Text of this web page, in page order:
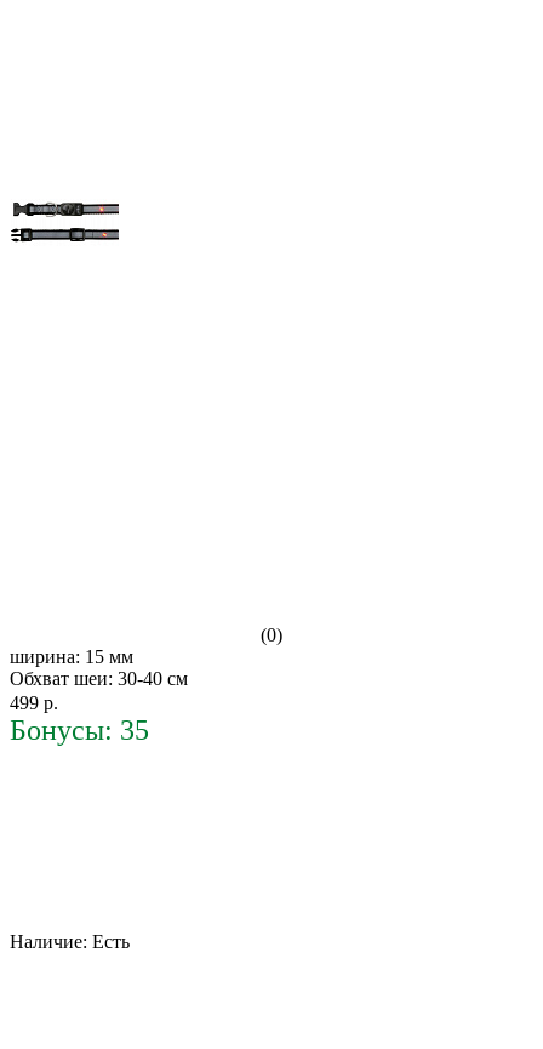
(0)
ширина: 15 мм
Обхват шеи: 30-40 см
499 р.
Бонусы: 35
Наличие: Есть